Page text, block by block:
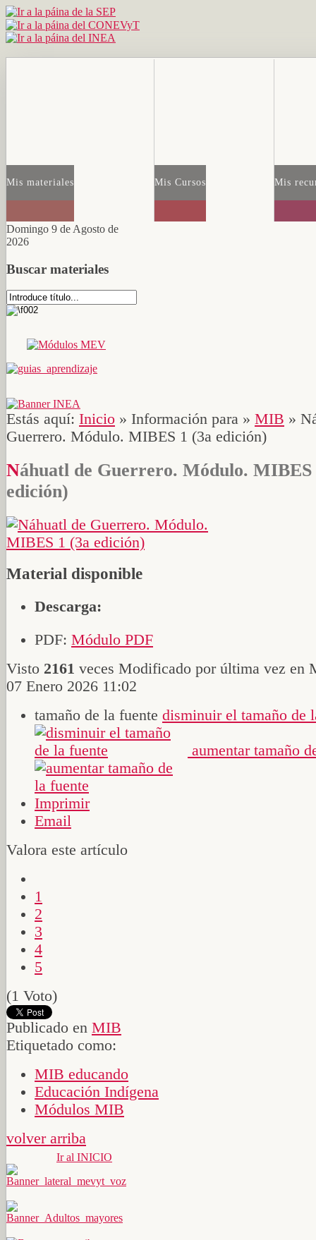
Mis materiales Mis Cursos Mis
Domingo 9 de Agosto de
2026
Buscar materiales
Estás aquí: Inicio » Información para » MIB »
Guerrero. Módulo. MIBES 1 (3a edición)
Náhuatl de Guerrero. Módulo. MIBES 1 (3a
edición)
Material disponible
Descarga:
PDF: Módulo PDF
Visto 2161 veces Modificado por última vez en
07 Enero 2026 11:02
tamaño de la fuente disminuir el tamaño de
aumentar tamaño
Imprimir
Email
Valora este artículo
1
2
3
4
5
(1 Voto)
Publicado en MIB
Etiquetado como:
MIB educando
Educación Indígena
Módulos MIB
volver arriba
Ir al INICIO